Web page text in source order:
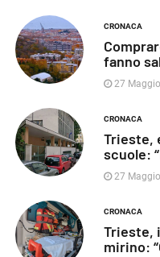
CRONACA
fanno
27
CRONACA
Trieste,
scuole:
27
CRONACA
Trieste,
mirino: